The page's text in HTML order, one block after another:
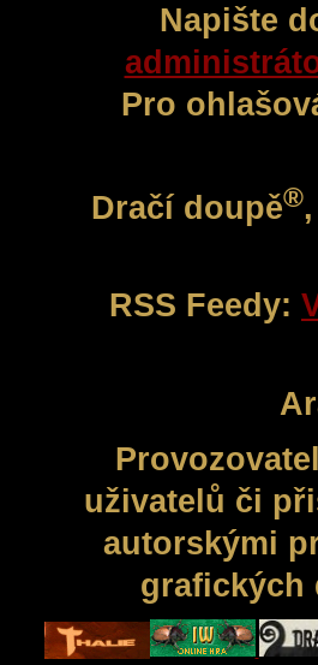
Napište
Pro
Dračí doupě®
RSS Feedy:
uživatelů či
autorskými
grafických